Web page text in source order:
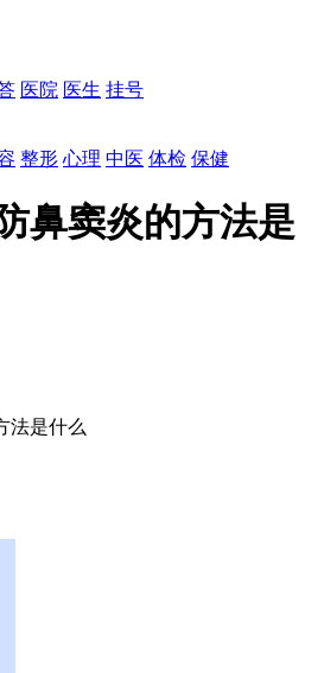
医院 医生 挂号
整形 心理 中医 体检 保健
鼻窦炎的方法是
法是什么